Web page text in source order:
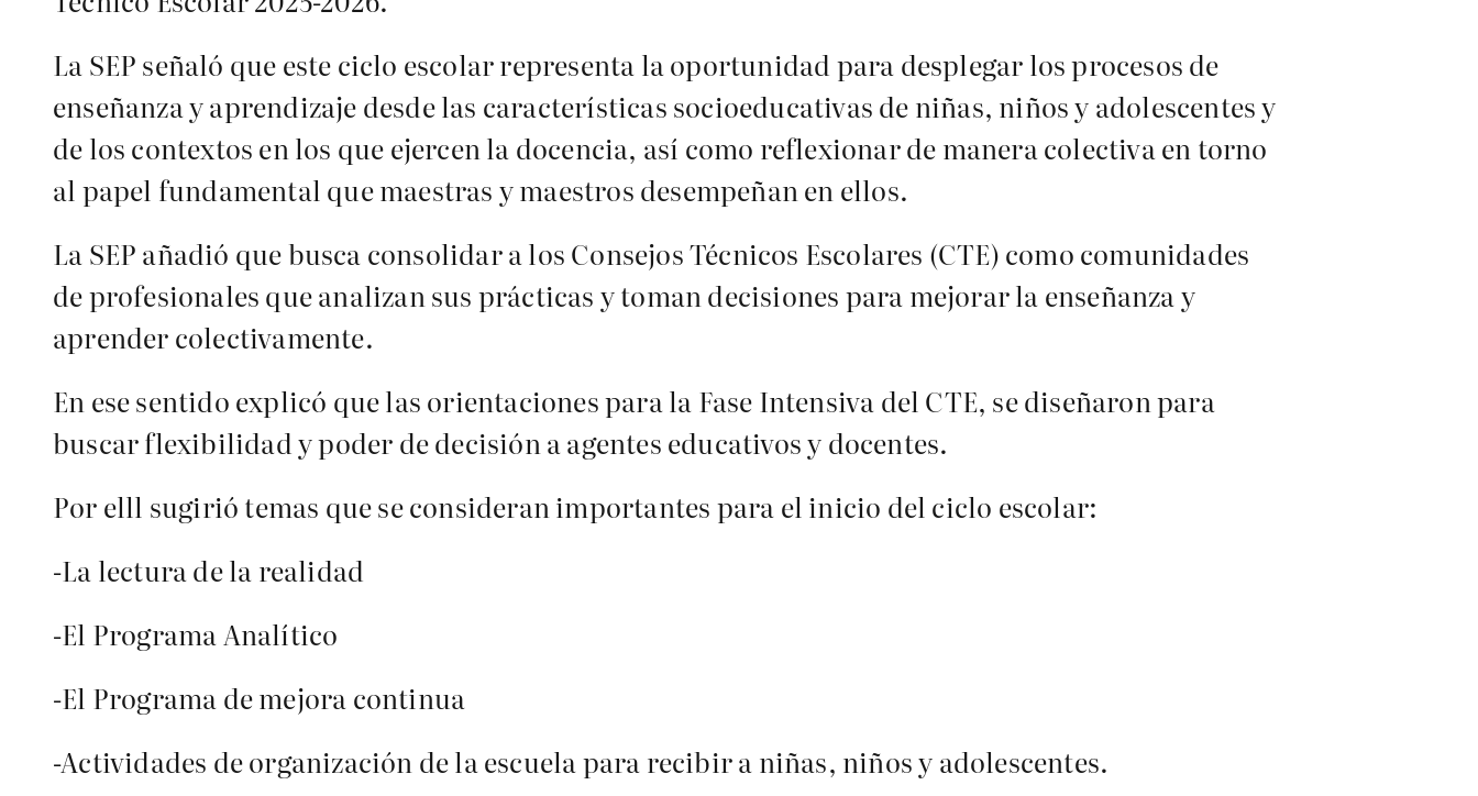
La SEP señaló que este ciclo escolar representa la oportunidad para desplegar los procesos de
enseñanza y aprendizaje desde las características socioeducativas de niñas, niños y adolescentes y
de los contextos en los que ejercen la docencia, así como reflexionar de manera colectiva en torno
al papel fundamental que maestras y maestros desempeñan en ellos.
La SEP añadió que busca consolidar a los Consejos Técnicos Escolares (CTE) como comunidades
de profesionales que analizan sus prácticas y toman decisiones para mejorar la enseñanza y
aprender colectivamente.
En ese sentido explicó que las orientaciones para la Fase Intensiva del CTE, se diseñaron para
buscar flexibilidad y poder de decisión a agentes educativos y docentes.
Por elll sugirió temas que se consideran importantes para el inicio del ciclo escolar:
-La lectura de la realidad
-El Programa Analítico
-El Programa de mejora continua
-Actividades de organización de la escuela para recibir a niñas, niños y adolescentes.